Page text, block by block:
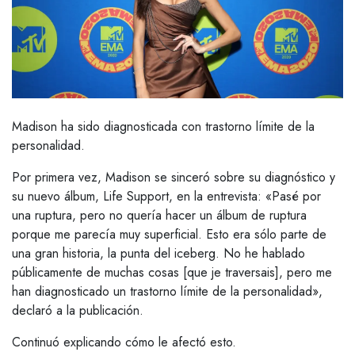
Madison ha sido diagnosticada con trastorno límite de la
personalidad.
Por primera vez, Madison se sinceró sobre su diagnóstico y
su nuevo álbum, Life Support, en la entrevista: «Pasé por
una ruptura, pero no quería hacer un álbum de ruptura
porque me parecía muy superficial. Esto era sólo parte de
una gran historia, la punta del iceberg. No he hablado
públicamente de muchas cosas [que je traversais], pero me
han diagnosticado un trastorno límite de la personalidad»,
declaró a la publicación.
Continuó explicando cómo le afectó esto.